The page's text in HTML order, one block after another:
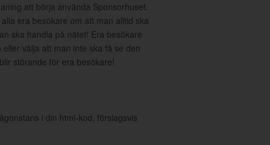
att börja använda Sponsorhuset.
era besökare om att man alltid ska
ska handla på nätet! Era besökare
välja att man inte ska få se den
störande för era besökare!
i din html-kod, förslagsvis